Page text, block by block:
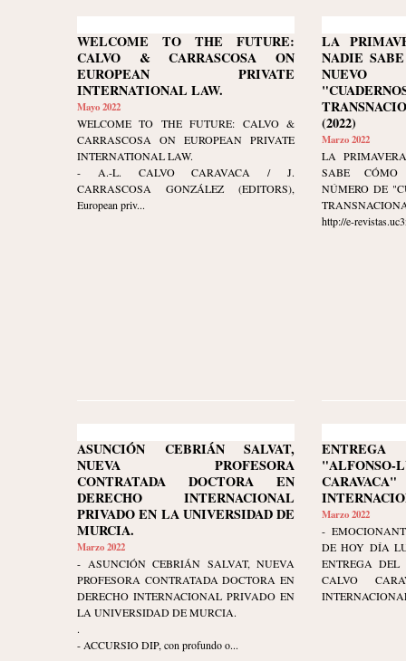
WELCOME TO THE FUTURE:
CALVO & CARRASCOSA ON
EUROPEAN PRIVATE
INTERNATIONAL LAW.
Mayo 2022
WELCOME TO THE FUTURE: CALVO &
CARRASCOSA ON EUROPEAN PRIVATE
INTERNATIONAL LAW.
- A.-L. CALVO CARAVACA / J.
CARRASCOSA GONZÁLEZ (EDITORS),
European priv...
LA
NADIE
NUEVO
(2022)
Marzo 2022
LA
SABE
NÚMERO DE
http://e-
ASUNCIÓN CEBRIÁN SALVAT,
NUEVA PROFESORA
CONTRATADA DOCTORA EN
DERECHO INTERNACIONAL
PRIVADO EN LA UNIVERSIDAD DE
MURCIA.
Marzo 2022
- ASUNCIÓN CEBRIÁN SALVAT, NUEVA
PROFESORA CONTRATADA DOCTORA EN
DERECHO INTERNACIONAL PRIVADO EN
LA UNIVERSIDAD DE MURCIA.
.
- ACCURSIO DIP, con profundo o...
Marzo 2022
-
DE HOY DÍA
ENTREGA DEL
CALVO